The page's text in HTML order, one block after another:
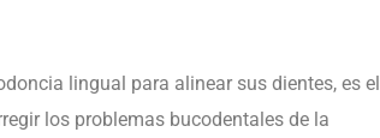
lingual para alinear sus dientes, es el
los problemas bucodentales de la